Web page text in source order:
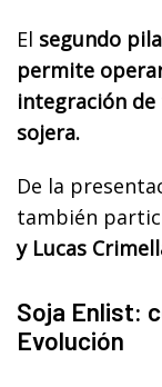
El segundo
permite
integración de
sojera.
De la
también
y Lucas
Soja Enlist:
Evolución